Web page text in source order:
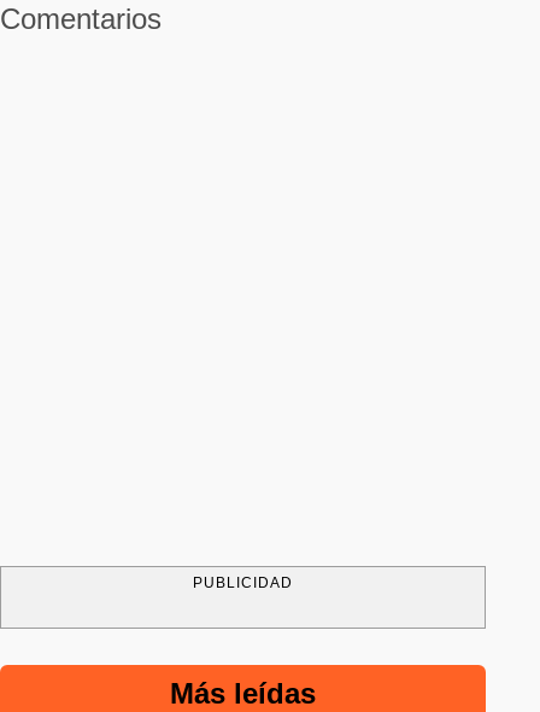
Comentarios
PUBLICIDAD
Más leídas